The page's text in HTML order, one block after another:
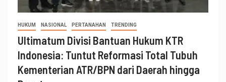
HUKUM NASIONAL PERTANAHAN TRENDING
Ultimatum Divisi Bantuan Hukum KTR
Indonesia: Tuntut Reformasi Total Tubuh
Kementerian ATR/BPN dari Daerah hingga